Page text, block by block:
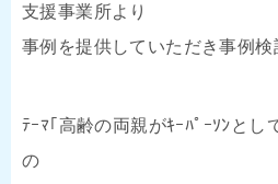
支援事業所より
事例を提供していただき事例検
ﾃｰﾏ｢高齢の両親がｷｰﾊﾟｰｿﾝとし
の